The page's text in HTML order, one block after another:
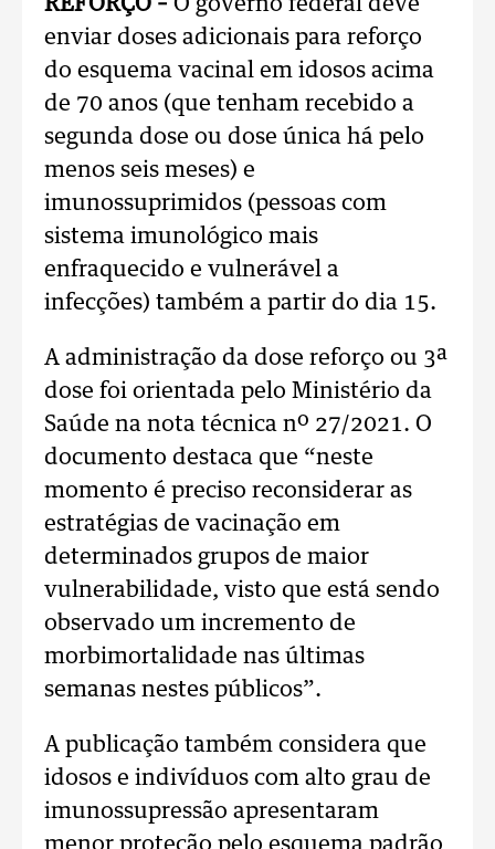
REFORÇO – O governo federal deve
enviar doses adicionais para reforço
do esquema vacinal em idosos acima
de 70 anos (que tenham recebido a
segunda dose ou dose única há pelo
menos seis meses) e
imunossuprimidos (pessoas com
sistema imunológico mais
enfraquecido e vulnerável a
infecções) também a partir do dia 15.
A administração da dose reforço ou 3ª
dose foi orientada pelo Ministério da
Saúde na nota técnica nº 27/2021. O
documento destaca que “neste
momento é preciso reconsiderar as
estratégias de vacinação em
determinados grupos de maior
vulnerabilidade, visto que está sendo
observado um incremento de
morbimortalidade nas últimas
semanas nestes públicos”.
A publicação também considera que
idosos e indivíduos com alto grau de
imunossupressão apresentaram
menor proteção pelo esquema padrão